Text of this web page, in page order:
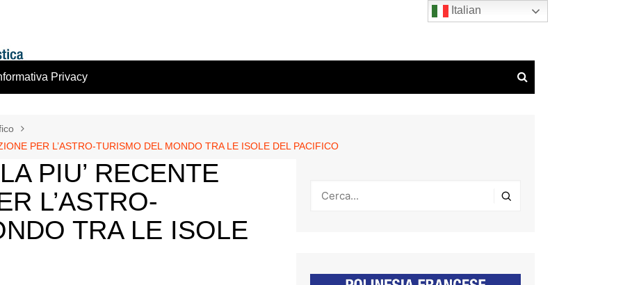
Privacy
PER L’ASTRO-TURISMO DEL MONDO TRA LE ISOLE DEL PACIFICO
PIU’ RECENTE
L’ASTRO-
TRA LE ISOLE
Italian